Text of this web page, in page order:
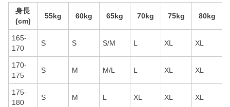
身長
(cm)
55kg 60kg 65kg 70kg 75kg 80kg
165-
170
S S S/M L XL XL
170-
175
S M M/L L XL XL
175-
180
S M L XL XL XL